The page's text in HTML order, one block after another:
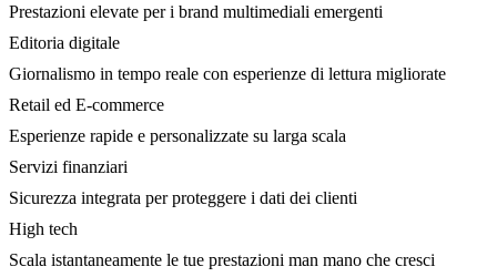
Prestazioni elevate per i brand multimediali emergenti
Editoria digitale
Giornalismo in tempo reale con esperienze di lettura migliorate
Retail ed E-commerce
Esperienze rapide e personalizzate su larga scala
Servizi finanziari
Sicurezza integrata per proteggere i dati dei clienti
High tech
Scala istantaneamente le tue prestazioni man mano che cresci